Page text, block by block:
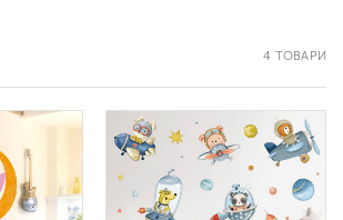
4 ТОВАРИ